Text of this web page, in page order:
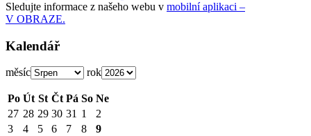
Sledujte informace z našeho webu v mobilní aplikaci –
V OBRAZE.
Kalendář
měsíc rok
Po Út St Čt Pá So Ne
27 28 29 30 31 1
2
3
4 5 6 7 8
9